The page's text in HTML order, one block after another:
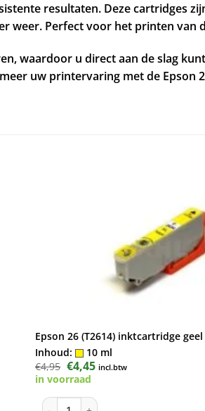
resultaten. Deze cartridges
weer. Perfect voor het printen
waardoor u direct aan de slag
uw printervaring met de Epson
Epson 26 (T2614) inktcartridge
Inhoud:
10 ml
€4,95 Oorspronkelijke
prijs
was:
€4,95.
€4,45Huidige
prijs
incl.btw
in voorraad
Epson 26 (T2614) inktcartridge geel